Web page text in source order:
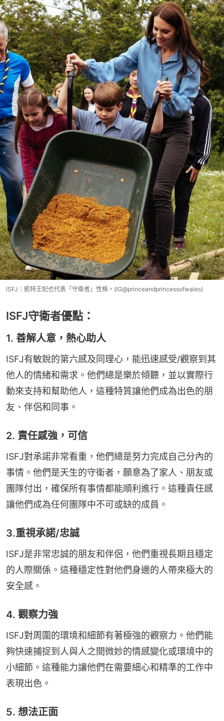
ISFJ｜凱特王妃也代表「守衛者」性格。(IG@princeandprincessofwales)
ISFJ守衛者優點：
1. 善解人意，熱心助人
ISFJ有敏銳的第六感及同理心，能迅速感受/觀察到其
他人的情緒和需求。他們總是樂於傾聽，並以實際行
動來支持和幫助他人，這種特質讓他們成為出色的朋
友、伴侶和同事。
2. 責任感強，可信
ISFJ對承諾非常看重，他們總是努力完成自己分內的
事情。他們是天生的守衛者，願意為了家人、朋友或
團隊付出，確保所有事情都能順利進行。這種責任感
讓他們成為任何團隊中不可或缺的成員。
3.重視承諾/忠誠
ISFJ是非常忠誠的朋友和伴侶，他們重視長期且穩定
的人際關係。這種穩定性對他們身邊的人帶來極大的
安全感。
4. 觀察力強
ISFJ對周圍的環境和細節有著極強的觀察力。他們能
夠快速捕捉到人與人之間微妙的情感變化或環境中的
小細節。這種能力讓他們在需要細心和精準的工作中
表現出色。
5. 想法正面